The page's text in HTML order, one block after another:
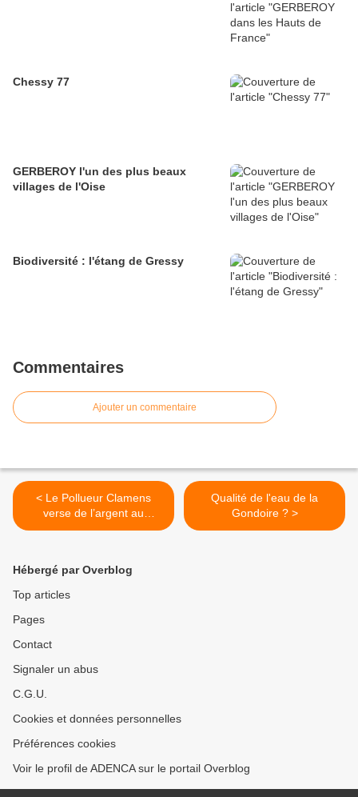
Chessy 77
GERBEROY l'un des plus beaux
villages de l'Oise
Biodiversité : l'étang de Gressy
Commentaires
Ajouter un commentaire
< Le Pollueur Clamens
verse de l’argent au
Syndicat de la Basse
Qualité de l'eau de la
Gondoire ? >
Hébergé par Overblog
Top articles
Pages
Contact
Signaler un abus
C.G.U.
Cookies et données personnelles
Préférences cookies
Voir le profil de ADENCA sur le portail Overblog